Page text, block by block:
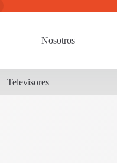
Nosotros
Televisores